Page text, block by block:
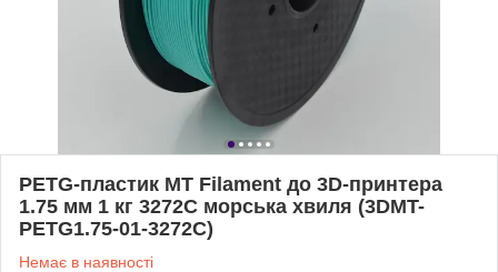
PETG-пластик MT Filament до 3D-принтера
1.75 мм 1 кг 3272C морська хвиля (3DMT-
PETG1.75-01-3272С)
Немає в наявності